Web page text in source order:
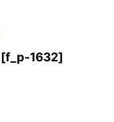
[f_p-1632]